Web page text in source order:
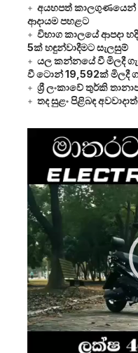
අයහපත් කාලගුණයෙන්
ආදායම පහළට
විභාග කාලයේ ආපදා
5ක් හඳුන්වාදීමට සැලසුම්
යල කන්නයේ වී මිලදී
වී ටොන් 19,592ක් මිලදී
ශ්‍රී ලංකාවේ තුර්කි
තද සුළං පිළිබඳ
Player